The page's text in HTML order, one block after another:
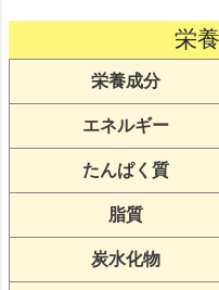
栄
栄養成分
エネルギー
たんぱく質
脂質
炭水化物